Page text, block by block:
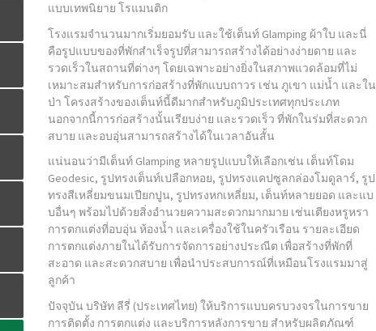
แบบเทพนิยาย โรแมนติก
โรงแรมจำนวนมากเริ่มยอมรับ และใช้เต็นท์ Glamping ผ้าใบ และนี่
คือรูปแบบของที่พักสำเร็จรูปที่สามารถสร้างได้อย่างง่ายดาย และ
รวดเร็วในสถานที่ต่างๆ โดยเฉพาะอย่างยิ่งในสภาพแวดล้อมที่ไม่
เหมาะสมสำหรับการก่อสร้างที่พักแบบถาวร เช่น ภูเขา แม่น้ำ และใน
ป่า โครงสร้างของเต็นท์นี้ดีมากสำหรับภูมิประเทศทุกประเภท
นอกจากนี้การก่อสร้างนั้นเรียบง่าย และรวดเร็ว ที่พักในร่มที่สะดวก
สบาย และอบอุ่นสามารถสร้างได้ในเวลาอันสั้น
แน่นอนว่ามีเต็นท์ Glamping หลายรูปแบบให้เลือกเช่น เต็นท์โดม
Geodesic, รูปทรงเต็นท์เปลือกหอย, รูปทรงแคปซูลกล่องโมดูลาร์, รูป
ทรงสีเหลี่ยมขนมเปียกปูน, รูปทรงหกเหลี่ยม, เต็นท์หลายยอด และแบ
บอื่นๆ พร้อมไปด้วยสิ่งอำนวยความสะดวกมากมาย เช่นเตียงหรูหรา
การตกแต่งที่อบอุ่น ห้องน้ำ และเครื่องใช้ในครัวเรือน รายละเอียด
การตกแต่งภายในได้รับการจัดการอย่างประณีต เพื่อสร้างที่พักที่
สะอาด และสะดวกสบาย เพื่อนำประสบการณ์ที่เหมือนโรงแรมมาสู่
ลูกค้า
ปัจจุบัน บริษัท ลีรี่ (ประเทศไทย) ให้บริการแบบครบวงจรในการขาย
การติดตั้ง การตกแต่ง และบริการหลังการขาย สำหรับผลิตภัณฑ์